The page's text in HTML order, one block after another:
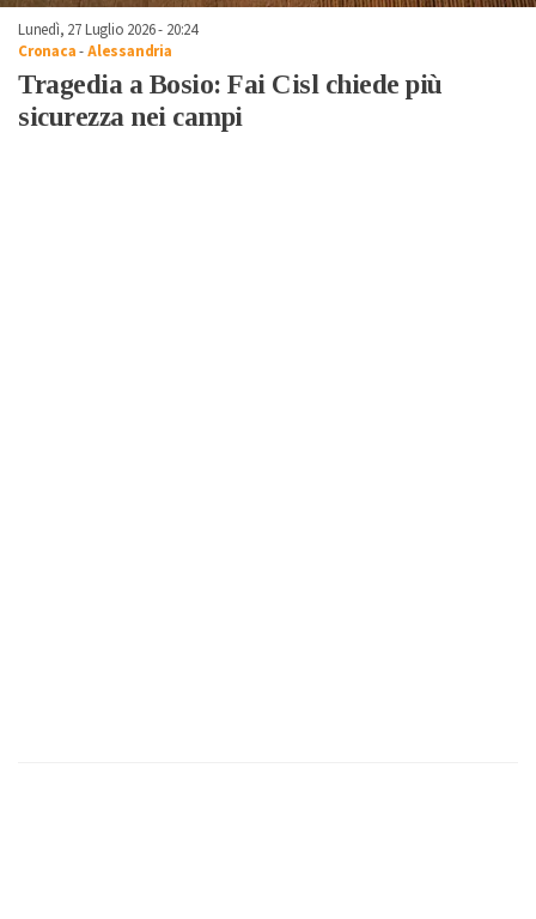
Lunedì, 27 Luglio 2026 - 20:24
Cronaca-Alessandria
Tragedia a Bosio: Fai Cisl chiede più
sicurezza nei campi